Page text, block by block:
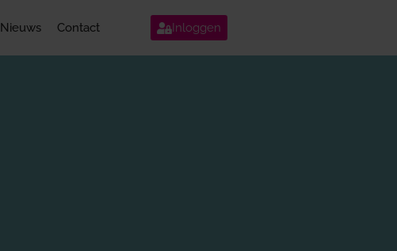
Nieuws Contact Inloggen